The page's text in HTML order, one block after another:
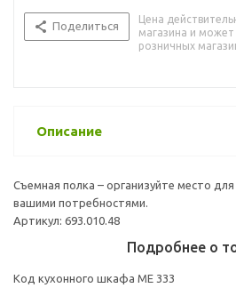
Поделиться
Цена
магазина и может
розничных
Описание
Съемная полка – организуйте место
вашими потребностями.
Артикул: 693.010.48
Подробнее о
Код кухонного шкафа ME 333